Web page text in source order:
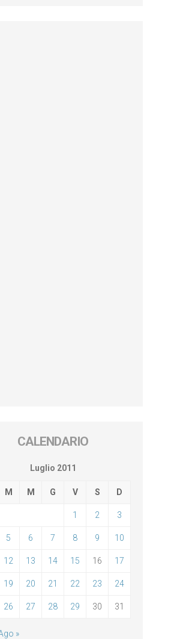
CALENDARIO
Luglio 2011
M M G V S D
1 2 3
5 6 7 8 9 10
12 13 14 15 16 17
19 20 21 22 23 24
26 27 28 29 30 31
»